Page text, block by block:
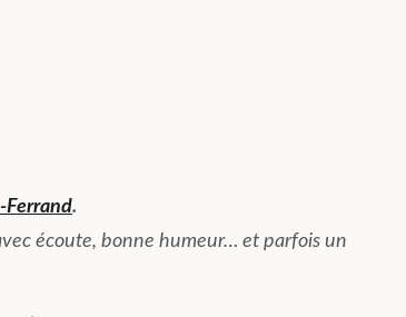
Ferrand.
écoute, bonne humeur… et parfois un